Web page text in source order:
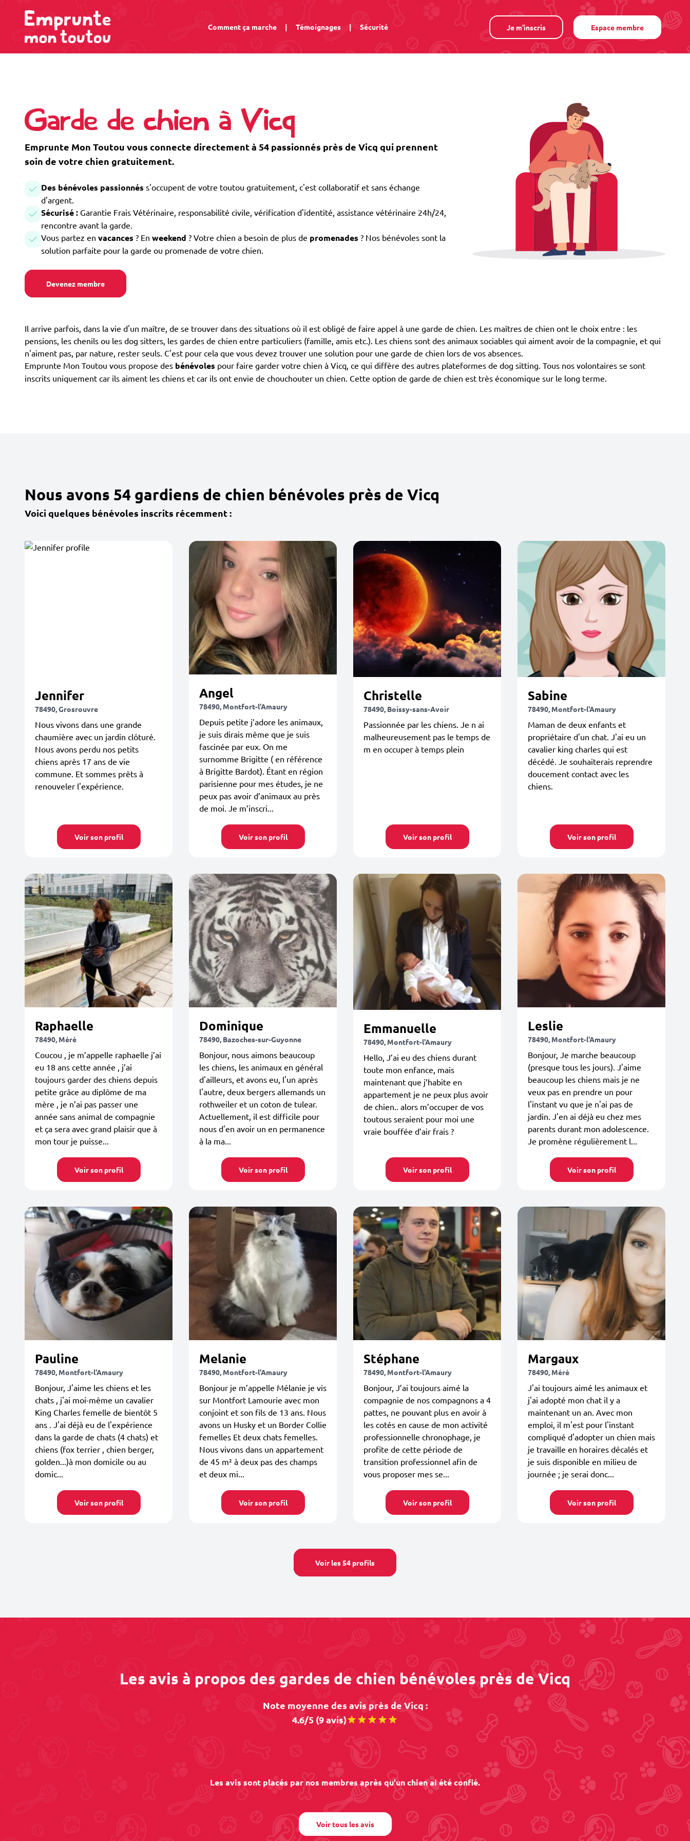
Comment ça marche | Témoignages | Sécurité Je m'inscris Espace membre
Garde de chien à Vicq
Emprunte Mon Toutou vous connecte directement à 54 passionnés près de Vicq qui prennent
soin de votre chien gratuitement.
Des bénévoles passionnés s'occupent de votre toutou gratuitement, c'est collaboratif et sans échange
d'argent.
Sécurisé : Garantie Frais Vétérinaire, responsabilité civile, vérification d'identité, assistance vétérinaire 24h/24,
rencontre avant la garde.
Vous partez en vacances ? En weekend ? Votre chien a besoin de plus de promenades ? Nos bénévoles sont la
solution parfaite pour la garde ou promenade de votre chien.
Devenez membre
Il arrive parfois, dans la vie d'un maître, de se trouver dans des situations où il est obligé de faire appel à une garde de chien. Les maîtres de chien ont le choix entre : les
pensions, les chenils ou les dog sitters, les gardes de chien entre particuliers (famille, amis etc.). Les chiens sont des animaux sociables qui aiment avoir de la compagnie, et qui
n'aiment pas, par nature, rester seuls. C'est pour cela que vous devez trouver une solution pour une garde de chien lors de vos absences.
Emprunte Mon Toutou vous propose des bénévoles pour faire garder votre chien à Vicq, ce qui diffère des autres plateformes de dog sitting. Tous nos volontaires se sont
inscrits uniquement car ils aiment les chiens et car ils ont envie de chouchouter un chien. Cette option de garde de chien est très économique sur le long terme.
Nous avons 54 gardiens de chien bénévoles près de Vicq
Voici quelques bénévoles inscrits récemment :
Jennifer
78490, Grosrouvre
Nous vivons dans une grande
chaumière avec un jardin clôturé.
Nous avons perdu nos petits
chiens après 17 ans de vie
commune. Et sommes prêts à
renouveler l'expérience.
Voir son profil
Angel
78490, Montfort-l'Amaury
Depuis petite j’adore les animaux,
je suis dirais même que je suis
fascinée par eux. On me
surnomme Brigitte ( en référence
à Brigitte Bardot). Étant en région
parisienne pour mes études, je ne
peux pas avoir d’animaux au près
de moi. Je m’inscri...
Voir son profil
Christelle
78490, Boissy-sans-Avoir
Passionnée par les chiens. Je n ai
malheureusement pas le temps de
m en occuper à temps plein
Voir son profil
Sabine
78490, Montfort-l'Amaury
Maman de deux enfants et
propriétaire d'un chat. J'ai eu un
cavalier king charles qui est
décédé. Je souhaiterais reprendre
doucement contact avec les
chiens.
Voir son profil
Raphaelle
78490, Méré
Coucou , je m’appelle raphaelle j’ai
eu 18 ans cette année , j’ai
toujours garder des chiens depuis
petite grâce au diplôme de ma
mère , je n’ai pas passer une
année sans animal de compagnie
et ça sera avec grand plaisir que à
mon tour je puisse...
Voir son profil
Dominique
78490, Bazoches-sur-Guyonne
Bonjour, nous aimons beaucoup
les chiens, les animaux en général
d'ailleurs, et avons eu, l'un après
l'autre, deux bergers allemands un
rothweiler et un coton de tulear.
Actuellement, il est difficile pour
nous d'en avoir un en permanence
à la ma...
Voir son profil
Emmanuelle
78490, Montfort-l'Amaury
Hello, J’ai eu des chiens durant
toute mon enfance, mais
maintenant que j’habite en
appartement je ne peux plus avoir
de chien.. alors m’occuper de vos
toutous seraient pour moi une
vraie bouffée d’air frais ?
Voir son profil
Leslie
78490, Montfort-l'Amaury
Bonjour, Je marche beaucoup
(presque tous les jours). J'aime
beaucoup les chiens mais je ne
veux pas en prendre un pour
l'instant vu que je n'ai pas de
jardin. J'en ai déjà eu chez mes
parents durant mon adolescence.
Je promène régulièrement l...
Voir son profil
Pauline
78490, Montfort-l'Amaury
Bonjour, J'aime les chiens et les
chats , j'ai moi-même un cavalier
King Charles femelle de bientôt 5
ans . J'ai déjà eu de l'expérience
dans la garde de chats (4 chats) et
chiens (fox terrier , chien berger,
golden...)à mon domicile ou au
domic...
Voir son profil
Melanie
78490, Montfort-l'Amaury
Bonjour je m’appelle Mélanie je vis
sur Montfort Lamourie avec mon
conjoint et son fils de 13 ans. Nous
avons un Husky et un Border Collie
femelles Et deux chats femelles.
Nous vivons dans un appartement
de 45 m² à deux pas des champs
et deux mi...
Voir son profil
Stéphane
78490, Montfort-l'Amaury
Bonjour, J’ai toujours aimé la
compagnie de nos compagnons a 4
pattes, ne pouvant plus en avoir à
les cotés en cause de mon activité
professionnelle chronophage, je
profite de cette période de
transition professionnel afin de
vous proposer mes se...
Voir son profil
Margaux
78490, Méré
J'ai toujours aimé les animaux et
j'ai adopté mon chat il y a
maintenant un an. Avec mon
emploi, il m'est pour l'instant
compliqué d'adopter un chien mais
je travaille en horaires décalés et
je suis disponible en milieu de
journée ; je serai donc...
Voir son profil
Voir les 54 profils
Les avis à propos des gardes de chien bénévoles près de Vicq
Note moyenne des avis près de Vicq :
4.6/5 (9 avis)
Les avis sont placés par nos membres après qu'un chien ai été confié.
Voir tous les avis